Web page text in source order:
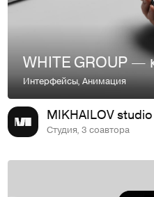
Интерфейсы,Анимация
MIKHAILOV studio
Студия, 3 соавтора